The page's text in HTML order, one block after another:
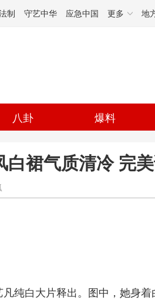
制 守艺中华 应急中国 更多 地
八卦 爆料
白裙气质清冷 完
纯白大片释出。图中，她身